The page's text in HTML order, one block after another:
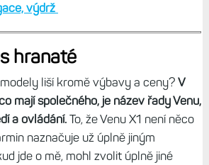
výdrž
hranaté
liší kromě výbavy a ceny? V
mají společného, je název řady Venu,
a ovládání.To, že Venu X1 není něco
naznačuje už úplně jiným
jde o mě, mohl zvolit úplně jiné